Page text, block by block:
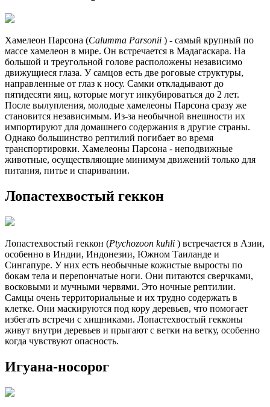
Хамелеон Парсона (Calumma Parsonii ) - самый крупный по
массе хамелеон в мире. Он встречается в Мадагаскара. На
большой и треугольной голове расположены независимо
движущиеся глаза. У самцов есть две роговые структуры,
направленные от глаз к носу. Самки откладывают до
пятидесяти яиц, которые могут инкубироваться до 2 лет.
После вылупления, молодые хамелеоны Парсона сразу же
становится независимым. Из-за необычной внешности их
импортируют для домашнего содержания в другие страны.
Однако большинство рептилий погибает во время
транспортировки. Хамелеоны Парсона - неподвижные
животные, осуществляющие минимум движений только для
питания, питье и спаривании.
Лопастехвостый геккон
Лопастехвостый геккон (Ptychozoon kuhli ) встречается в Азии,
особенно в Индии, Индонезии, Южном Таиланде и
Сингапуре. У них есть необычные кожистые выросты по
бокам тела и перепончатые ноги. Они питаются сверчками,
восковыми и мучными червями. Это ночные рептилии.
Самцы очень территориальные и их трудно содержать в
клетке. Они маскируются под кору деревьев, что помогает
избегать встречи с хищниками. Лопастехвостый гекконы
живут внутри деревьев и прыгают с ветки на ветку, особенно
когда чувствуют опасность.
Игу­а­на-но­со­рог